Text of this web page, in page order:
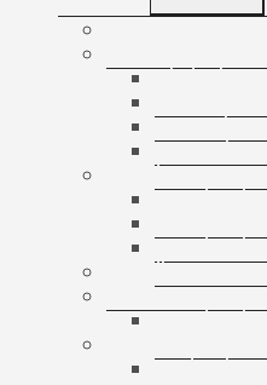
Banding
Bandlose
Bausätze
Bedruckte